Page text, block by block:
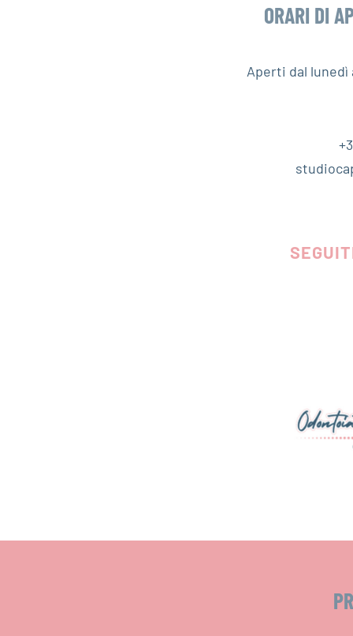
ORARI DI
Aperti dal